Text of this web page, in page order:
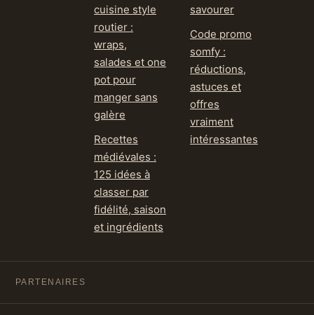
cuisine style
routier :
wraps,
salades et one
pot pour
manger sans
galère
Recettes
médiévales :
125 idées à
classer par
fidélité, saison
et ingrédients
savourer
Code promo
somfy :
réductions,
astuces et
offres
vraiment
intéressantes
PARTENAIRES